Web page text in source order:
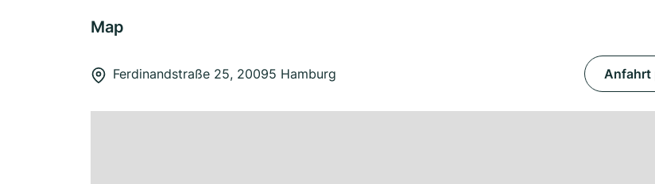
Map
Ferdinandstraße 25, 20095 Hamburg Anfahrt